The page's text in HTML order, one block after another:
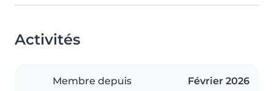
Activités
Membre depuis Février 2026